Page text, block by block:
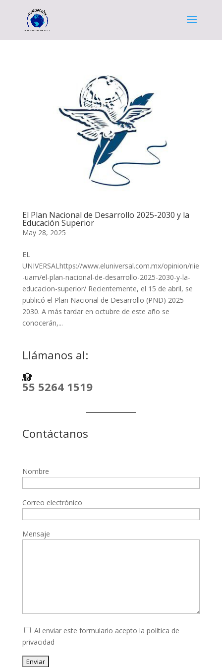
El Plan Nacional de Desarrollo 2025-2030 y la
Educación Superior
May 28, 2025
EL
UNIVERSALhttps://www.eluniversal.com.mx/opinion/riie
-uam/el-plan-nacional-de-desarrollo-2025-2030-y-la-
educacion-superior/ Recientemente, el 15 de abril, se
publicó el Plan Nacional de Desarrollo (PND) 2025-
2030. A más tardar en octubre de este año se
conocerán,...
Llámanos al:
55 5264 1519
Contáctanos
Nombre
Correo electrónico
Mensaje
Al enviar este formulario acepto la política de
privacidad
Enviar